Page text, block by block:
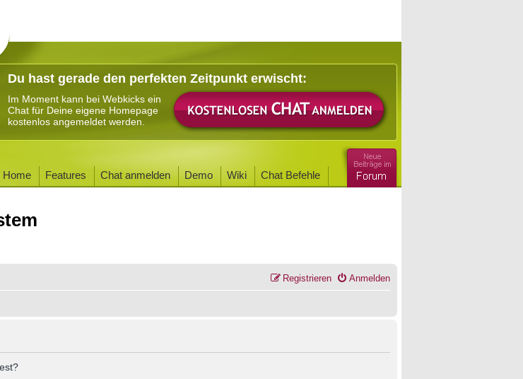
Du hast gerade den perfekten Zeitpunkt erwischt:
Im Moment kann bei Webkicks ein
Chat für Deine eigene Homepage
kostenlos angemeldet werden.
Home Features Chat anmelden Demo Wiki Chat Befehle
Anmelden
Registrieren